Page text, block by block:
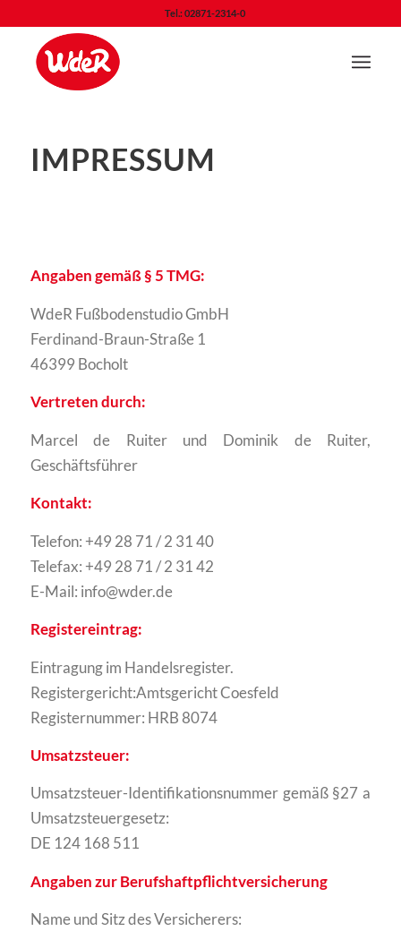
Tel.: 02871-2314-0
IMPRESSUM
Angaben gemäß § 5 TMG:
WdeR Fußbodenstudio GmbH
Ferdinand-Braun-Straße 1
46399 Bocholt
Vertreten durch:
Marcel de Ruiter und Dominik de Ruiter,
Geschäftsführer
Kontakt:
Telefon: +49 28 71 / 2 31 40
Telefax: +49 28 71 / 2 31 42
E-Mail: info@wder.de
Registereintrag:
Eintragung im Handelsregister.
Registergericht:Amtsgericht Coesfeld
Registernummer: HRB 8074
Umsatzsteuer:
Umsatzsteuer-Identifikationsnummer gemäß §27 a
Umsatzsteuergesetz:
DE 124 168 511
Angaben zur Berufshaftpflichtversicherung
Name und Sitz des Versicherers: